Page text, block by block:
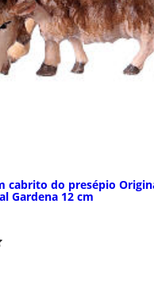
cabrito do presépio
Gardena 12 cm